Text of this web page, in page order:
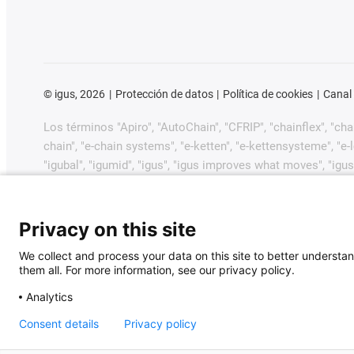
© igus, 2026 Protección de datos Política de cookies Canal
Los términos "Apiro", "AutoChain", "CFRIP", "chainflex",
chain", "e-chain systems", "e-ketten", "e-kettensysteme",
"igubal", "igumid", "igus", "igus improves what moves",
GmbH/Colonia en la República Federal de Alemania y
comerciales pendientes o marcas comerciales
igus® GmbH desea señalar que no vende productos de
Jetter, Lenze, LinMot, LTi DRiVES, Mitsubishi, NUM,
Privacy on this site
We collect and process your data on this site to better
them all. For more information, see our privacy policy.
Analytics
Consent details Privacy policy